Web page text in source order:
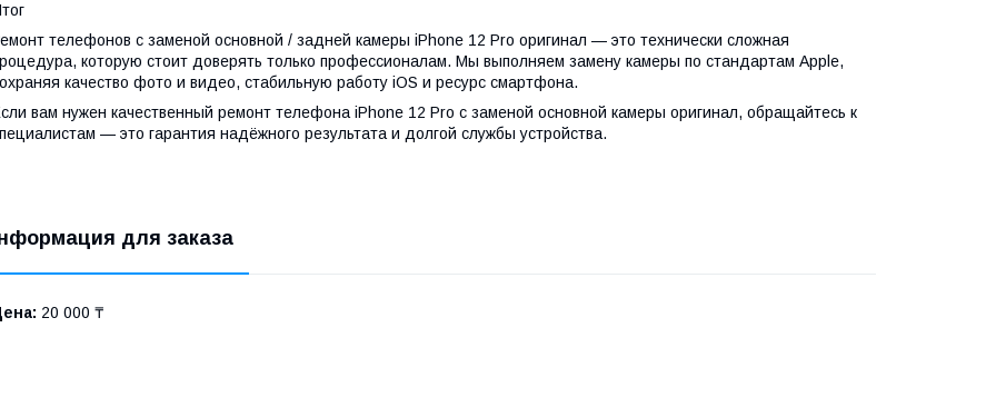
телефонов с заменой основной / задней камеры iPhone 12 Pro оригинал — это технически сложная
которую стоит доверять только профессионалам. Мы выполняем замену камеры по стандартам Apple,
качество фото и видео, стабильную работу iOS и ресурс смартфона.
вам нужен качественный ремонт телефона iPhone 12 Pro с заменой основной камеры оригинал, обращайтесь к
— это гарантия надёжного результата и долгой службы устройства.
для заказа
20 000 ₸